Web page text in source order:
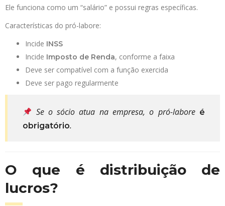
Ele funciona como um “salário” e possui regras específicas.
Características do pró-labore:
Incide INSS
Incide Imposto de Renda, conforme a faixa
Deve ser compatível com a função exercida
Deve ser pago regularmente
Se o sócio atua na empresa, o pró-labore é
obrigatório.
O que é distribuição de
lucros?